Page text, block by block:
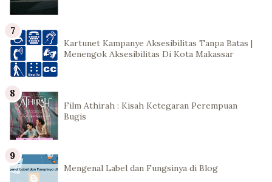
Kartunet Kampanye Aksesibilitas Tanpa Batas |
Menengok Aksesibilitas Di Kota Makassar
Film Athirah : Kisah Ketegaran Perempuan
Bugis
Mengenal Label dan Fungsinya di Blog